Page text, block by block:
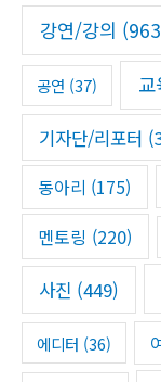
f
:
강연/강의
공연 (37) 교
기자단/리포터
동아리 (175)
멘토링 (220)
사진 (449)
에디터 (36)